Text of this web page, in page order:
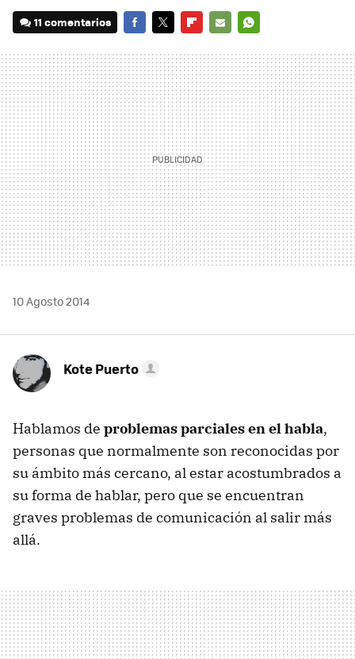
11 comentarios
MAIL
10 Agosto 2014
Kote Puerto
Hablamos de problemas parciales en el habla,
personas que normalmente son reconocidas por
su ámbito más cercano, al estar acostumbrados a
su forma de hablar, pero que se encuentran
graves problemas de comunicación al salir más
allá.